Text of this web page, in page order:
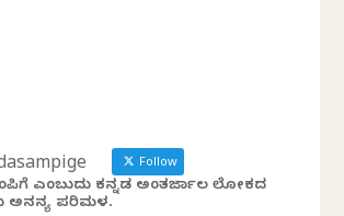
Follow
ಎಂಬುದು ಕನ್ನಡ ಅಂತರ್ಜಾಲ ಲೋಕದ
ಅನನ್ಯ ಪರಿಮಳ.